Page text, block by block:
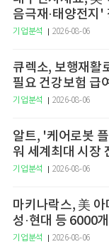
음극재·태양전지'
기업분석 2026-08-06
큐렉소, 보행재활
필요 건강보험 급
기업분석 2026-08-06
알트, '케어로봇
워 세계최대 시장
기업분석 2026-08-06
마키나락스, 美
성·현대 등 6000
기업분석 2026-08-06